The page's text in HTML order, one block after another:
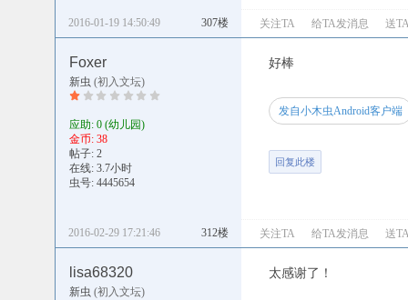
307楼
2016-01-19 14:50:49 关注TA 给TA发消息 送
Foxer
新虫 (初入文坛)
应助: 0 (幼儿园)
金币: 38
帖子: 2
在线: 3.7小时
虫号: 4445654
好棒
发自小木虫Android客户端
回复此楼
312楼
2016-02-29 17:21:46 关注TA 给TA发消息 送
lisa68320
新虫 (初入文坛)
太感谢了！